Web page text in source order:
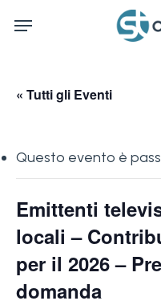
Menu
« Tutti gli Eventi
Questo evento è
Emittenti
locali –
per il 2026 –
domanda